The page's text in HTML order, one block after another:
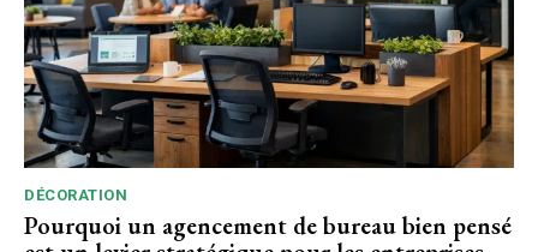
DÉCORATION
Pourquoi un agencement de bureau bien pensé